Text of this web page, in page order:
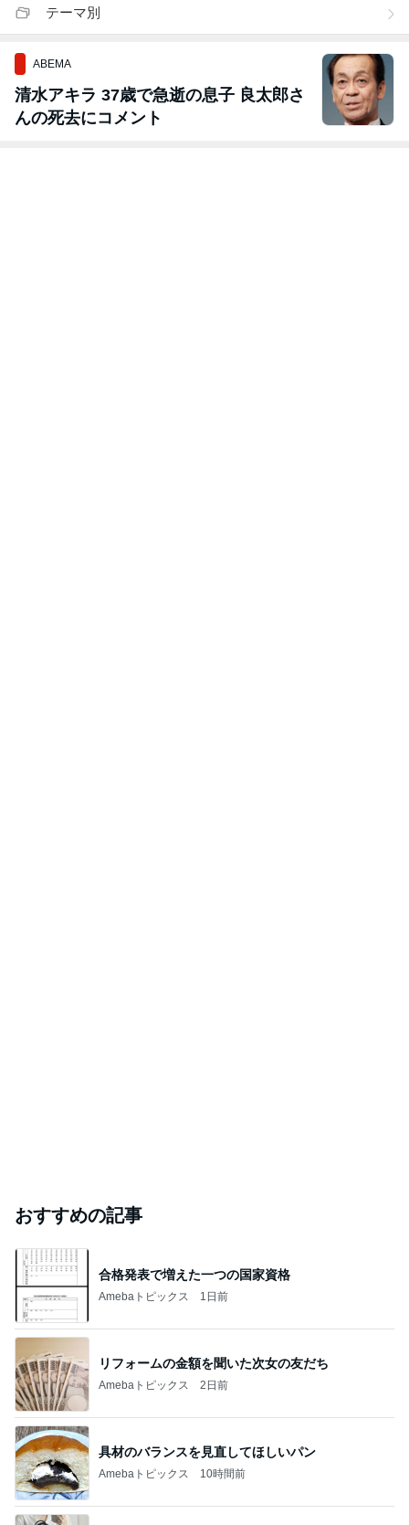
テーマ別
ABEMA
清水アキラ 37歳で急逝の息子 良太郎さ
んの死去にコメント
おすすめの記事
合格発表で増えた一つの国家資格
Amebaトピックス 1日前
リフォームの金額を聞いた次女の友だち
Amebaトピックス 2日前
具材のバランスを見直してほしいパン
Amebaトピックス 10時間前